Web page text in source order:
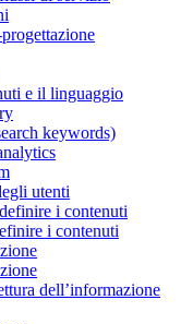
e il linguaggio
keywords)
utenti
i contenuti
i contenuti
dell’informazione